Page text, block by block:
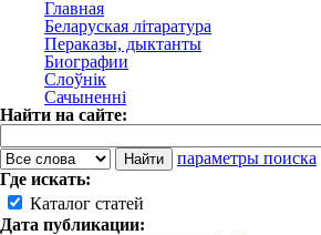
Главная
Беларуская літаратура
Пераказы, дыктанты
Биографии
Слоўнік
Сачыненні
Найти на сайте:
параметры поиска
Где искать:
Каталог статей
Дата публикации: